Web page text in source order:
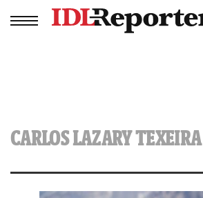
CARLOS LAZARY TEXEIRA